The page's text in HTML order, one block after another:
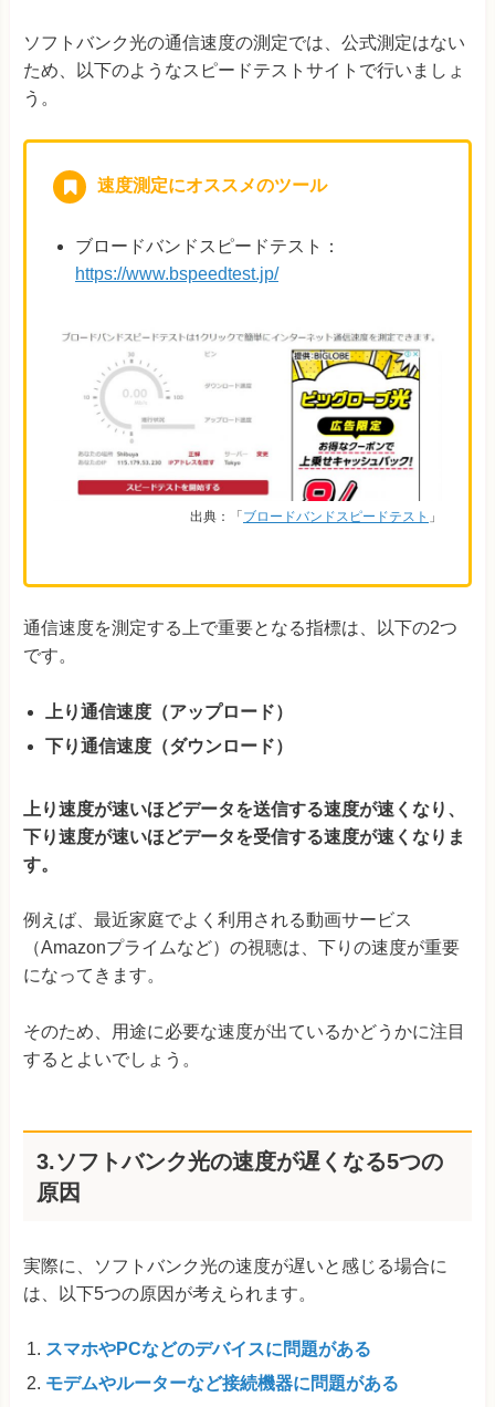
ソフトバンク光の通信速度の測定では、公式測定はない
ため、以下のようなスピードテストサイトで行いましょ
う。
速度測定にオススメのツール
ブロードバンドスピードテスト：
https://www.bspeedtest.jp/
出典：「 ブロードバンドスピードテスト 」
通信速度を測定する上で重要となる指標は、以下の2つ
です。
上り通信速度（アップロード）
下り通信速度（ダウンロード）
上り速度が速いほどデータを送信する速度が速くなり、
下り速度が速いほどデータを受信する速度が速くなりま
す。
例えば、最近家庭でよく利用される動画サービス
（Amazonプライムなど）の視聴は、下りの速度が重要
になってきます。
そのため、用途に必要な速度が出ているかどうかに注目
するとよいでしょう。
3.ソフトバンク光の速度が遅くなる5つの
原因
実際に、ソフトバンク光の速度が遅いと感じる場合に
は、以下5つの原因が考えられます。
スマホやPCなどのデバイスに問題がある
モデムやルーターなど接続機器に問題がある